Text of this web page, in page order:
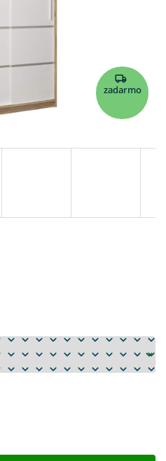
zadarmo